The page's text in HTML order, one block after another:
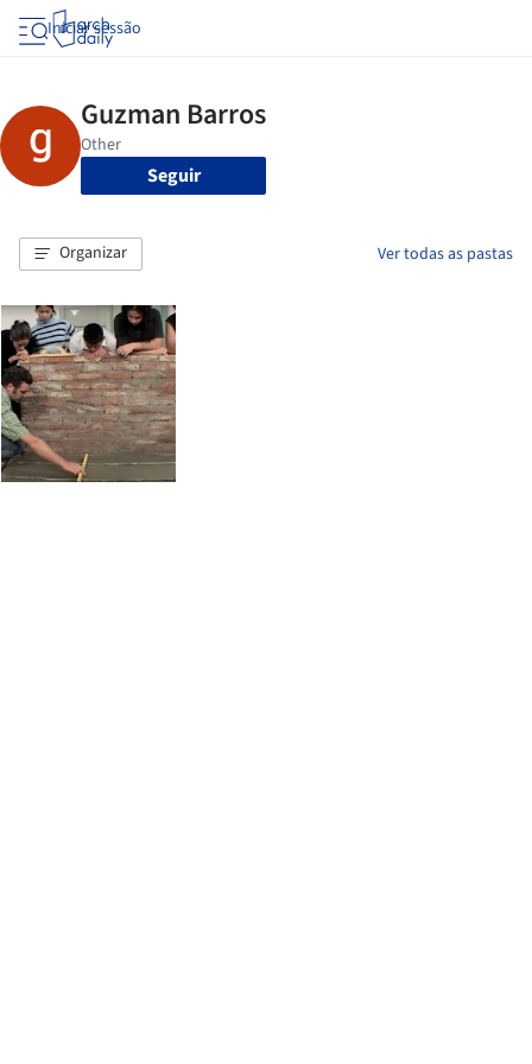
Iniciar sessão
Seguir
Organizar Ver todas as pastas